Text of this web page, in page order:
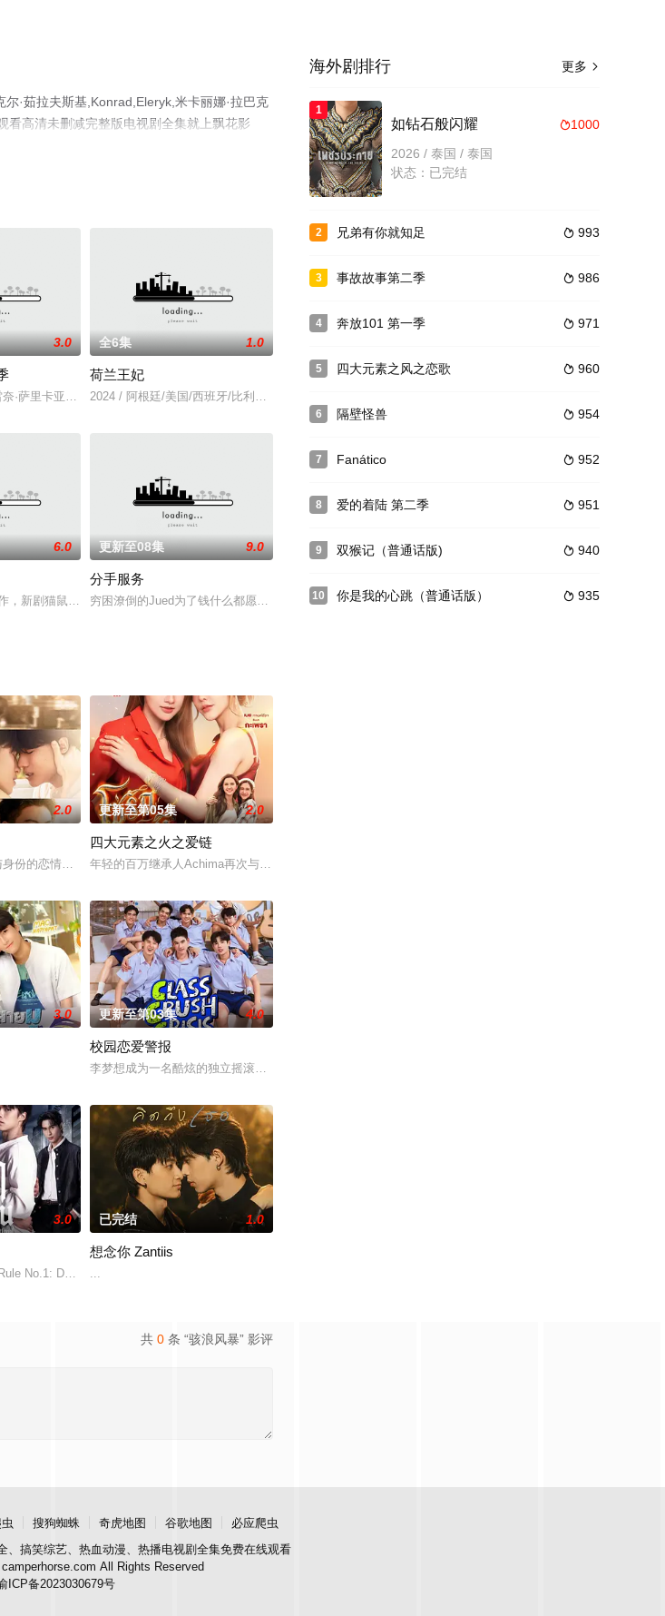
·茹拉夫斯基,Konrad,Eleryk,米卡丽娜·拉巴克
看高清未删减完整版电视剧全集就上飘花影
了解。
。冬天变成爱的季节，增加温暖的同时，比以前以往都更深
3.0
·萨里卡亚,梅廷·阿克杜尔格,Hakan,Kurtas,博兰·库祖姆
全6集 1.0
荷兰王妃
2024 / 阿根廷/美国/西班牙/比利时/荷兰 / ,Delfina,Chaves,马汀·雷克梅尔
人利用电话诈骗，受害者遍及全印度。你也许不认识这群诈
6.0
，新剧猫鼠游戏，男主女主又一次同框哟，不知道最后成品对手戏多不多？
更新至08集 9.0
分手服务
穷困潦倒的Jued为了钱什么都愿意做，甚至和靠破坏情侣关系为生的Boss合作。在不幸的处境中相遇后，习
在事故中死亡。这起事故的真正罪魁祸首是富家子弟，他们强大的父母“帮助”法院做出了“正
2.0
份的恋情。一方唯有自己的荣誉，另一方则关乎王室血统。
更新至第05集 2.0
四大元素之火之爱链
年轻的百万继承人Achima再次与童年时期的死敌Kaprao相逢。在两人的关系中，一方如同炽热的火焰，另一
来还有许多障碍等待着两人共同跨越。
3.0 更新至第03集 4.0
校园恋爱警报
李梦想成为一名酷炫的独立摇滚音乐家。由于他完全无视学业，他的母亲把他送到了一所新学校，这所学校今
是执行照相侦察任务。但当他们
3.0
No.1: Don't Be Too Emotional อย่าขอพี่เจน影视化
已完结 1.0
想念你 Zantiis
共 0 条 “骇浪风暴” 影评
更多 
海外剧排行
1
1000
如钻石般闪耀
2026 / 泰国 / 泰国
状态：已完结
2  993
兄弟有你就知足
3  986
事故故事第二季
4  971
奔放101 第一季
5  960
四大元素之风之恋歌
6  954
隔壁怪兽
7  952
Fanático
8  951
爱的着陆 第二季
9  940
双猴记（普通话版)
10  935
你是我的心跳（普通话版）
搜狗蜘蛛 奇虎地图 谷歌地图
必应爬虫
、搞笑综艺、热血动漫、热播电视剧全集免费在线观看
All Rights Reserved
ICP备2023030679号